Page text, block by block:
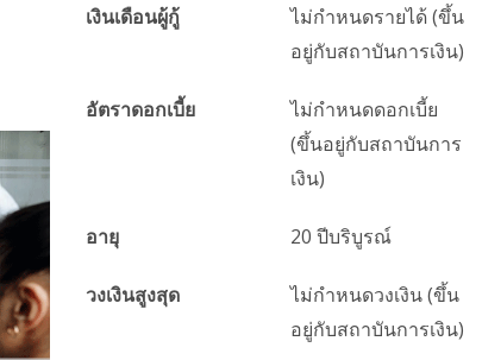
เงินเดือนผู้กู้
ไม่กำหนดรายได้ (ขึ้น
อยู่กับสถาบันการเงิน)
อัตราดอกเบี้ย
ไม่กำหนดดอกเบี้ย
(ขึ้นอยู่กับสถาบันการ
เงิน)
อายุ 20 ปีบริบูรณ์
วงเงินสูงสุด
ไม่กำหนดวงเงิน (ขึ้น
อยู่กับสถาบันการเงิน)